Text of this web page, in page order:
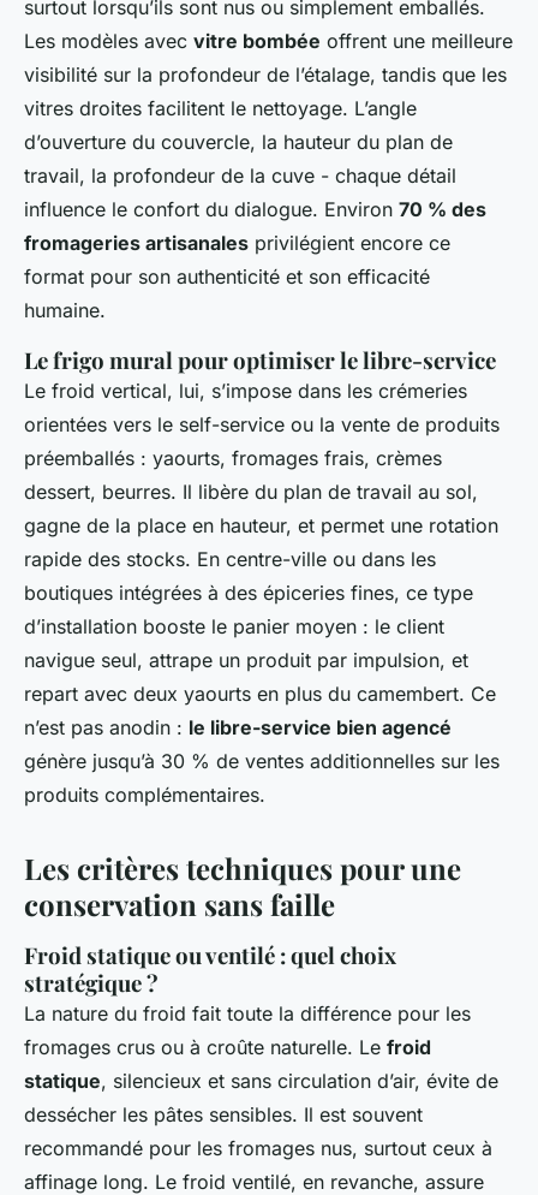
surtout lorsqu’ils sont nus ou simplement emballés.
Les modèles avec vitre bombée offrent une meilleure
visibilité sur la profondeur de l’étalage, tandis que les
vitres droites facilitent le nettoyage. L’angle
d’ouverture du couvercle, la hauteur du plan de
travail, la profondeur de la cuve - chaque détail
influence le confort du dialogue. Environ 70 % des
fromageries artisanales privilégient encore ce
format pour son authenticité et son efficacité
humaine.
Le frigo mural pour optimiser le libre-service
Le froid vertical, lui, s’impose dans les crémeries
orientées vers le self-service ou la vente de produits
préemballés : yaourts, fromages frais, crèmes
dessert, beurres. Il libère du plan de travail au sol,
gagne de la place en hauteur, et permet une rotation
rapide des stocks. En centre-ville ou dans les
boutiques intégrées à des épiceries fines, ce type
d’installation booste le panier moyen : le client
navigue seul, attrape un produit par impulsion, et
repart avec deux yaourts en plus du camembert. Ce
n’est pas anodin : le libre-service bien agencé
génère jusqu’à 30 % de ventes additionnelles sur les
produits complémentaires.
Les critères techniques pour une
conservation sans faille
Froid statique ou ventilé : quel choix
stratégique ?
La nature du froid fait toute la différence pour les
fromages crus ou à croûte naturelle. Le froid
statique, silencieux et sans circulation d’air, évite de
dessécher les pâtes sensibles. Il est souvent
recommandé pour les fromages nus, surtout ceux à
affinage long. Le froid ventilé, en revanche, assure